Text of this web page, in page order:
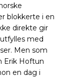
blokkerte i en
direkte gir
med
Men som
Erik Hoftun
en dag i